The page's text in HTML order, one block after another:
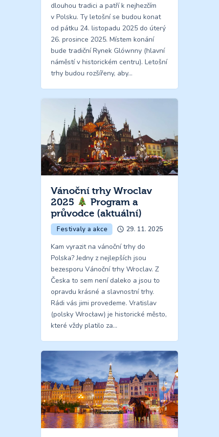
dlouhou tradici a patří k nejhezčím
v Polsku. Ty letošní se budou konat
od pátku 24. listopadu 2025 do úterý
26. prosince 2025. Místem konání
bude tradiční Rynek Glównny (hlavní
náměstí v historickém centru). Letošní
trhy budou rozšířeny, aby…
Vánoční trhy Wroclav
2025
Program a
průvodce (aktuální)
Festivaly a akce 29. 11. 2025
Kam vyrazit na vánoční trhy do
Polska? Jedny z nejlepších jsou
bezesporu Vánoční trhy Wroclav. Z
Česka to sem není daleko a jsou to
opravdu krásné a slavnostní trhy.
Rádi vás jimi provedeme. Vratislav
(polsky Wrocław) je historické město,
které vždy platilo za…